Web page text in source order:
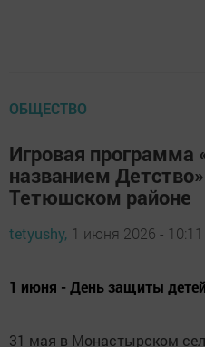
ОБЩЕСТВО
Игровая программа
названием
Тетюшском районе
tetyushy, 1 июня 2026 - 10:11
1 июня - День защиты
31 мая в Монастырском